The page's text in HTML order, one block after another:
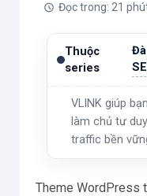
Đọc trong: 21
Thuộc
series
VLINK giúp
làm chủ tư
traffic bền
Theme WordPress